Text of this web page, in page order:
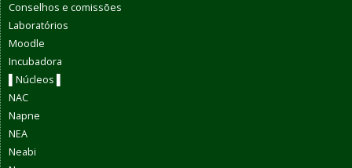
Conselhos e comissões
Laboratórios
Moodle
Incubadora
▌Núcleos ▌
NAC
Napne
NEA
Neabi